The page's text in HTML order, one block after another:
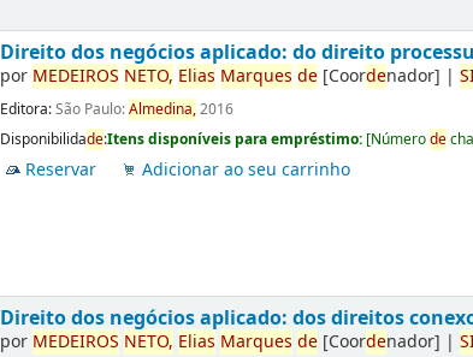
Direito dos negócios aplicado: do direito
por MEDEIROS NETO, Elias Marques de [Coordenador] |
Editora:São Paulo:Almedina,2016
Disponibilidade:Itens disponíveis para empréstimo: [Númerode
Reservar Adicionar ao seu carrinho
Direito dos negócios aplicado: dos direitos
por MEDEIROS NETO, Elias Marques de [Coordenador] |